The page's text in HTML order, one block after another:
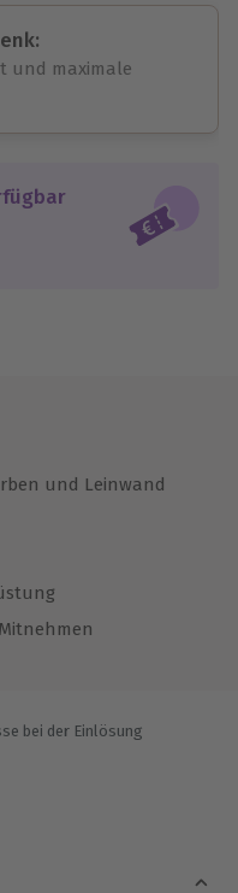
und maximale
einlösbar.
und Leinwand
bei der Einlösung